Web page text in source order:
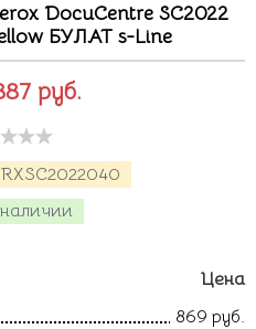
DocuCentre SC2022
БУЛАТ s-Line
руб.
Цена
869 руб.